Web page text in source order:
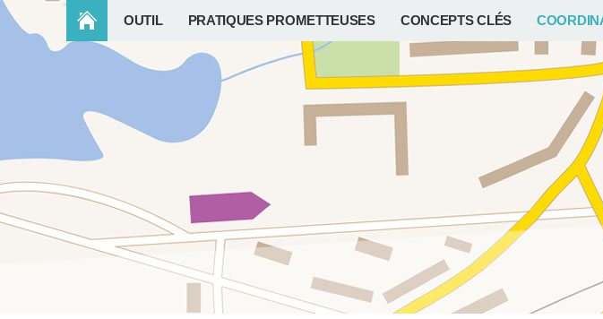
OUTIL PRATIQUES PROMETTEUSES CONCEPTS CLÉS